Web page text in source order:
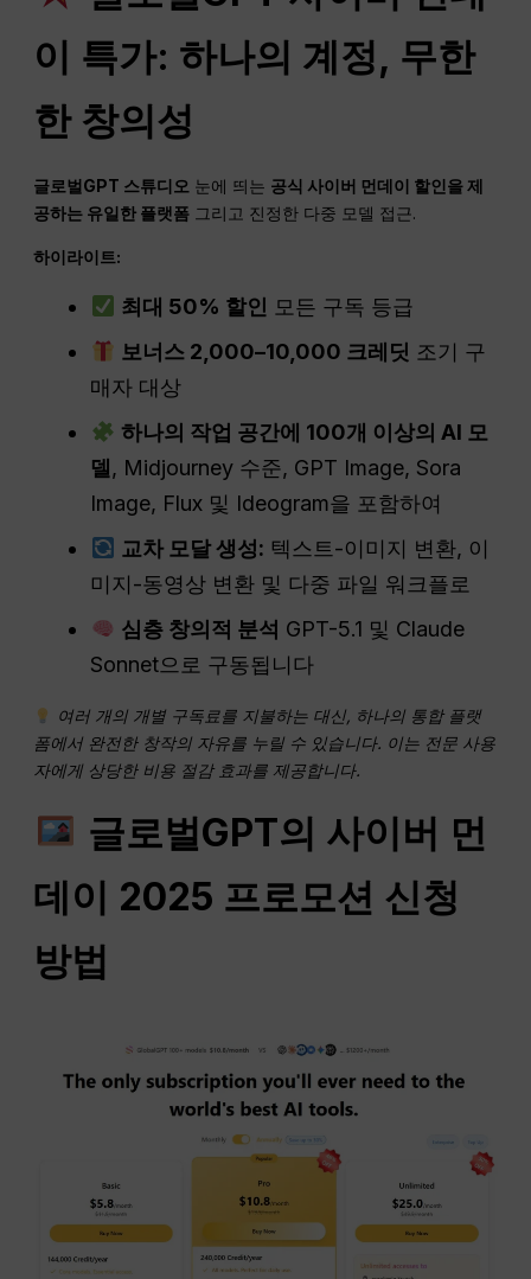
이 특가: 하나의 계정, 무한
한 창의성
글로벌GPT 스튜디오 눈에 띄는 공식 사이버 먼데이 할인을 제
공하는 유일한 플랫폼 그리고 진정한 다중 모델 접근.
하이라이트:
최대 50% 할인 모든 구독 등급
보너스 2,000–10,000 크레딧 조기 구
매자 대상
하나의 작업 공간에 100개 이상의 AI 모
델 , Midjourney 수준, GPT Image, Sora
Image, Flux 및 Ideogram을 포함하여
교차 모달 생성: 텍스트-이미지 변환, 이
미지-동영상 변환 및 다중 파일 워크플로
심층 창의적 분석 GPT-5.1 및 Claude
Sonnet으로 구동됩니다
여러 개의 개별 구독료를 지불하는 대신, 하나의 통합 플랫
폼에서 완전한 창작의 자유를 누릴 수 있습니다. 이는 전문 사용
자에게 상당한 비용 절감 효과를 제공합니다.
글로벌GPT의 사이버 먼
데이 2025 프로모션 신청
방법